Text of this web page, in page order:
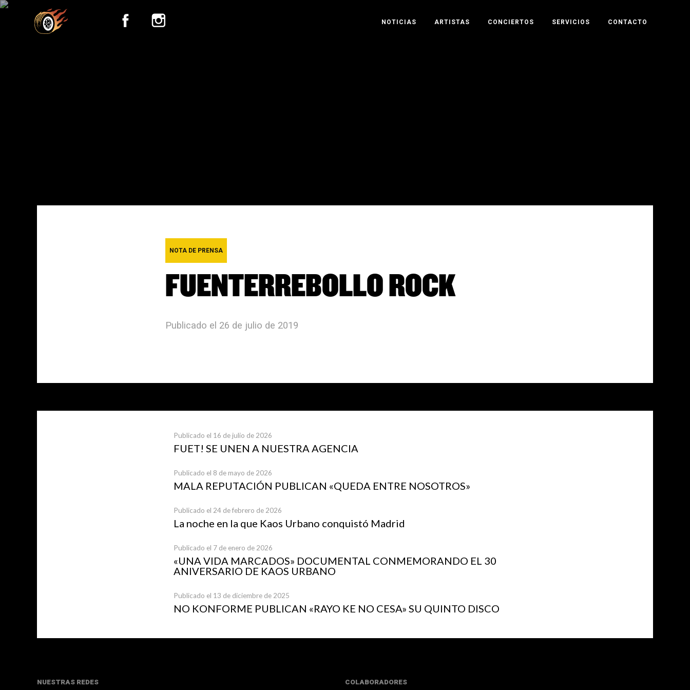
NOTICIAS ARTISTAS CONCIERTOS SERVICIOS CONTACTO
NOTA DE PRENSA
FUENTERREBOLLO ROCK
Publicado el 26 de julio de 2019
Últimas noticias publicadas
Publicado el 16 de julio de 2026
FUET! SE UNEN A NUESTRA AGENCIA
Publicado el 8 de mayo de 2026
MALA REPUTACIÓN PUBLICAN «QUEDA ENTRE NOSOTROS»
Publicado el 24 de febrero de 2026
La noche en la que Kaos Urbano conquistó Madrid
Publicado el 7 de enero de 2026
«UNA VIDA MARCADOS» DOCUMENTAL CONMEMORANDO EL 30
ANIVERSARIO DE KAOS URBANO
Publicado el 13 de diciembre de 2025
NO KONFORME PUBLICAN «RAYO KE NO CESA» SU QUINTO DISCO
NUESTRAS REDES COLABORADORES